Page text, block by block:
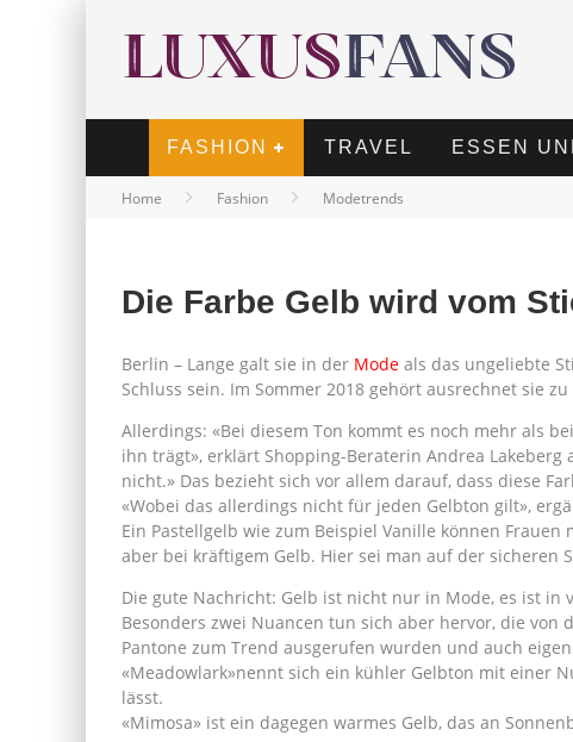
FASHION TRAVEL ESSEN
Home Fashion Modetrends
Die Farbe Gelb wird vom
Berlin – Lange galt sie in der Mode als das ungeliebte
Schluss sein. Im Sommer 2018 gehört ausrechnet sie
Allerdings: «Bei diesem Ton kommt es noch mehr als
ihn trägt», erklärt Shopping-Beraterin Andrea Lakeberg
nicht.» Das bezieht sich vor allem darauf, dass diese
«Wobei das allerdings nicht für jeden Gelbton gilt»,
Ein Pastellgelb wie zum Beispiel Vanille können
aber bei kräftigem Gelb. Hier sei man auf der sicheren
Die gute Nachricht: Gelb ist nicht nur in Mode, es ist in
Besonders zwei Nuancen tun sich aber hervor, die von
Pantone zum Trend ausgerufen wurden und auch
«Meadowlark»nennt sich ein kühler Gelbton mit einer
lässt.
«Mimosa» ist ein dagegen warmes Gelb, das an